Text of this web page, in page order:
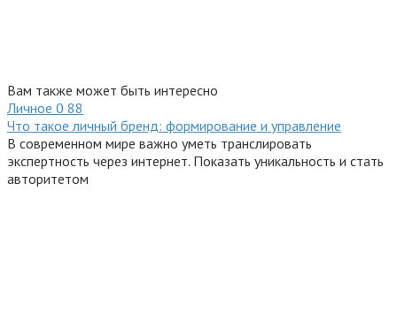
Вам также может быть интересно
Личное 0 88
Что такое личный бренд: формирование и управление
В современном мире важно уметь транслировать
экспертность через интернет. Показать уникальность и стать
авторитетом